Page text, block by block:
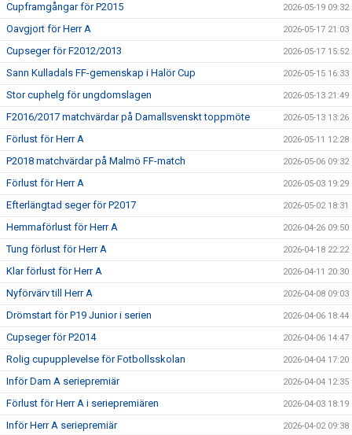
Cupframgångar för P2015 2026-05-19 09:32
Oavgjort för Herr A 2026-05-17 21:03
Cupseger för F2012/2013 2026-05-17 15:52
Sann Kulladals FF-gemenskap i Halör Cup 2026-05-15 16:33
Stor cuphelg för ungdomslagen 2026-05-13 21:49
F2016/2017 matchvärdar på Damallsvenskt toppmöte 2026-05-13 13:26
Förlust för Herr A 2026-05-11 12:28
P2018 matchvärdar på Malmö FF-match 2026-05-06 09:32
Förlust för Herr A 2026-05-03 19:29
Efterlängtad seger för P2017 2026-05-02 18:31
Hemmaförlust för Herr A 2026-04-26 09:50
Tung förlust för Herr A 2026-04-18 22:22
Klar förlust för Herr A 2026-04-11 20:30
Nyförvärv till Herr A 2026-04-08 09:03
Drömstart för P19 Junior i serien 2026-04-06 18:44
Cupseger för P2014 2026-04-06 14:47
Rolig cupupplevelse för Fotbollsskolan 2026-04-04 17:20
Inför Dam A seriepremiär 2026-04-04 12:35
Förlust för Herr A i seriepremiären 2026-04-03 18:19
Inför Herr A seriepremiär 2026-04-02 09:38